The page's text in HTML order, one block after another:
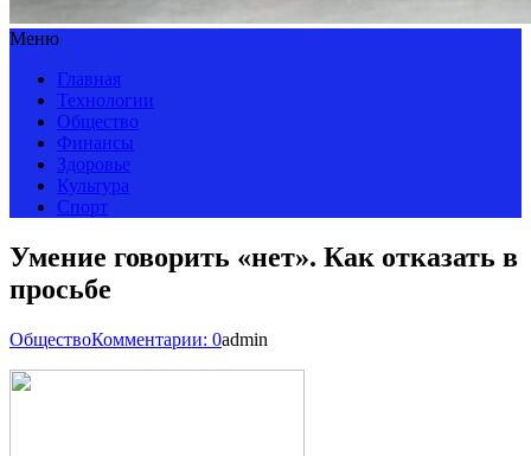
Меню
Главная
Технологии
Общество
Финансы
Здоровье
Культура
Спорт
Умение говорить «нет». Как отказать в
просьбе
ОбществоКомментарии: 0admin